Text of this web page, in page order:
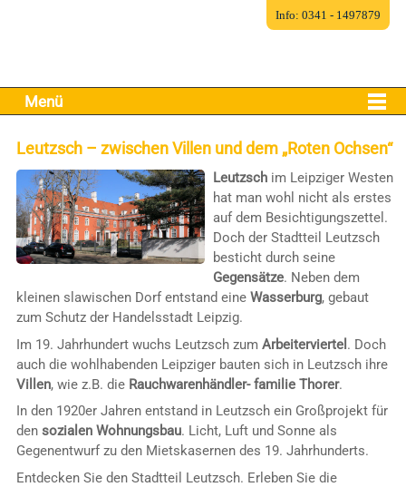
Menü
Leutzsch – zwischen Villen und dem „Roten Ochsen“
Leutzschim Leipziger Westen
hat man wohl nicht als erstes
auf dem Besichtigungszettel.
Doch der Stadtteil Leutzsch
besticht durch seine
Gegensätze. Neben dem
kleinen slawischen Dorf entstand eine Wasserburg, gebaut
zum Schutz der Handelsstadt Leipzig.
Im 19. Jahrhundert wuchs Leutzsch zum Arbeiterviertel . Doch
auch die wohlhabenden Leipziger bauten sich in Leutzsch ihre
Villen, wie z.B. die Rauchwarenhändler- familie Thorer.
In den 1920er Jahren entstand in Leutzsch ein Großprojekt für
den sozialen Wohnungsbau. Licht, Luft und Sonne als
Gegenentwurf zu den Mietskasernen des 19. Jahrhunderts.
Entdecken Sie den Stadtteil Leutzsch. Erleben Sie die
Info: 0341 - 1497879